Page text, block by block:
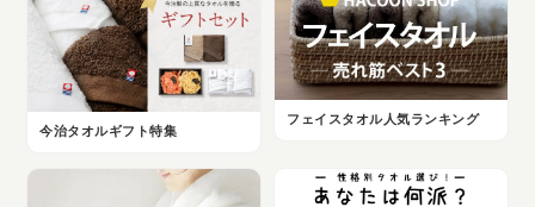
今治タオルギフト特集
フェイスタオル人気ランキング